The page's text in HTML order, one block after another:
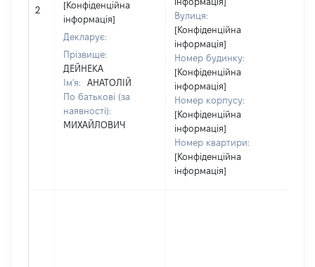
2
[Конфіденційна
інформація]
Декларує:
Прізвище:
ДЕЙНЕКА
Ім'я:
АНАТОЛІЙ
По батькові (за
наявності):
МИХАЙЛОВИЧ
Вулиця:
[Конфіденційна
інформація]
Номер будинку:
[Конфіденційна
інформація]
Номер корпусу:
[Конфіденційна
інформація]
Номер квартири:
[Конфіденційна
інформація]